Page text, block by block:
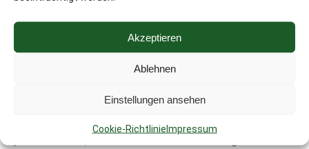
Akzeptieren
Ablehnen
Einstellungen ansehen
Cookie-RichtlinieImpressum
wichtigsten Punkte zu erklären oder bildlich zu machen.
Daher empfinde ich auch, dass das Thema der künstlichen
Intelligenz für die Altersstufe (Leser ab zehn Jahren) gut
Hirn, der der Schule als Kontrollpunkt und Helfer dient,
zeigt Walden mit dem Overlord-Protokoll auf, was